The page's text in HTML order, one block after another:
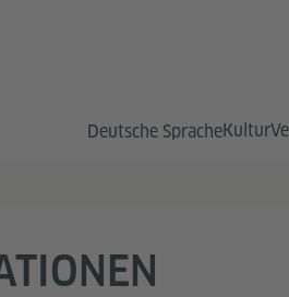
Deutsche SpracheKultur